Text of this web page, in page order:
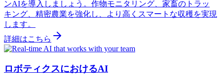
ンAIを導入しましょう。作物モニタリング、家畜のトラッ
キング、精密農業を強化し、より高くスマートな収穫を実現
します。
詳細はこちら
ロボティクスにおけるAI